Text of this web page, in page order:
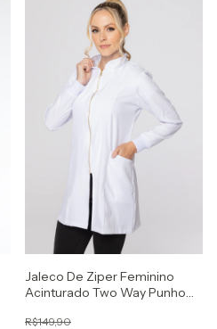
Jaleco De Ziper Feminino
Acinturado Two Way Punho
R$149,90